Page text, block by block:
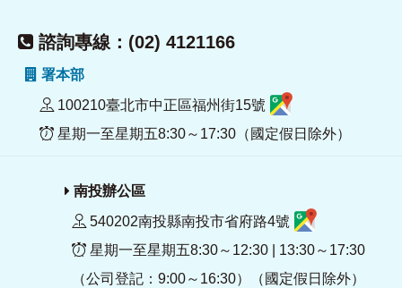
諮詢專線：(02) 4121166
署本部
100210臺北市中正區福州街15號
星期一至星期五8:30～17:30（國定假日除外）
南投辦公區
540202南投縣南投市省府路4號
星期一至星期五8:30～12:30 | 13:30～17:30
（公司登記：9:00～16:30）（國定假日除外）